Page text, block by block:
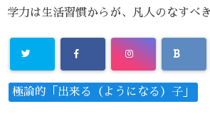
学力は生活習慣からが、凡人のなすべ
極論的「出来る（ようになる）子」